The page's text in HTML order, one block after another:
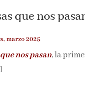
que nos
marzo 2025
nos pasan, la